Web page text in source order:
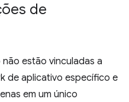
de
estão vinculadas a
de aplicativo específico e
em um único